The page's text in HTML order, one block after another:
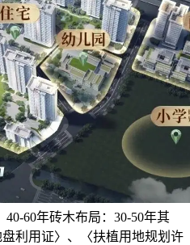
60年砖木布局：30-50年其
利用证〉、〈扶植用地规划许